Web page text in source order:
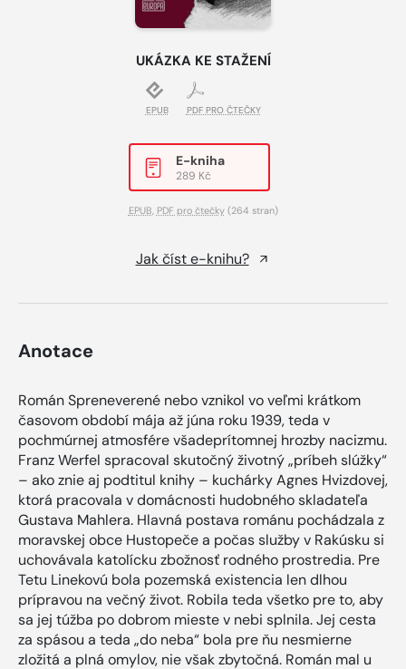
UKÁZKA KE STAŽENÍ
EPUB PDF PRO ČTEČKY
E-kniha
289 Kč
EPUB, PDF pro čtečky(264 stran)
Jak číst e-knihu?
Anotace
Román Spreneverené nebo vznikol vo veľmi krátkom
časovom období mája až júna roku 1939, teda v
pochmúrnej atmosfére všadeprítomnej hrozby nacizmu.
Franz Werfel spracoval skutočný životný „príbeh slúžky“
– ako znie aj podtitul knihy – kuchárky Agnes Hvizdovej,
ktorá pracovala v domácnosti hudobného skladateľa
Gustava Mahlera. Hlavná postava románu pochádzala z
moravskej obce Hustopeče a počas služby v Rakúsku si
uchovávala katolícku zbožnosť rodného prostredia. Pre
Tetu Linekovú bola pozemská existencia len dlhou
prípravou na večný život. Robila teda všetko pre to, aby
sa jej túžba po dobrom mieste v nebi splnila. Jej cesta
za spásou a teda „do neba“ bola pre ňu nesmierne
zložitá a plná omylov, nie však zbytočná. Román mal u